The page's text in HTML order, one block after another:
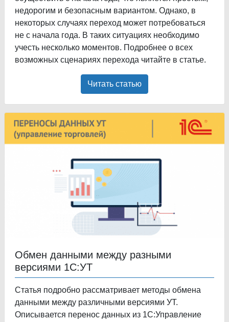
недорогим и безопасным вариантом. Однако, в
некоторых случаях переход может потребоваться
не с начала года. В таких ситуациях необходимо
учесть несколько моментов. Подробнее о всех
возможных сценариях перехода читайте в статье.
Читать статью
Обмен данными между разными
версиями 1С:УТ
Статья подробно рассматривает методы обмена
данными между различными версиями УТ.
Описывается перенос данных из 1С:Управление